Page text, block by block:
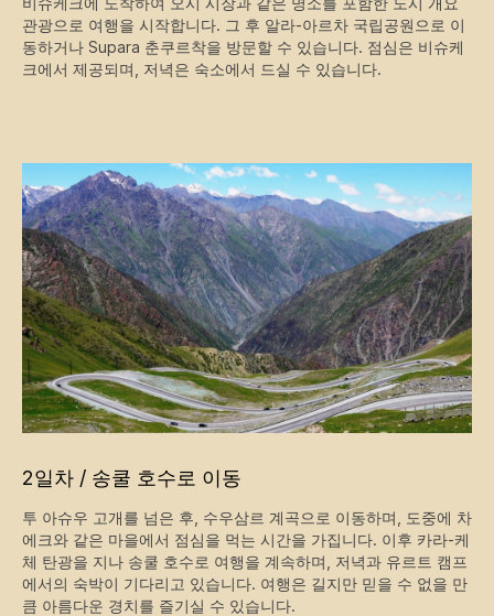
관광으로 여행을 시작합니다. 그 후 알라-아르차 국립공원으로 이
동하거나 Supara 춘쿠르착을 방문할 수 있습니다. 점심은 비슈케
크에서 제공되며, 저녁은 숙소에서 드실 수 있습니다.
2일차 / 송쿨 호수로 이동
투 아슈우 고개를 넘은 후, 수우삼르 계곡으로 이동하며, 도중에 차
에크와 같은 마을에서 점심을 먹는 시간을 가집니다. 이후 카라-케
체 탄광을 지나 송쿨 호수로 여행을 계속하며, 저녁과 유르트 캠프
에서의 숙박이 기다리고 있습니다. 여행은 길지만 믿을 수 없을 만
큼 아름다운 경치를 즐기실 수 있습니다.